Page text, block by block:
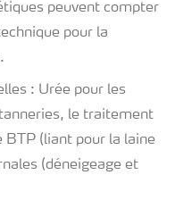
peuvent compter
pour la
: Urée pour les
le traitement
BTP (liant pour la laine
(déneigeage et